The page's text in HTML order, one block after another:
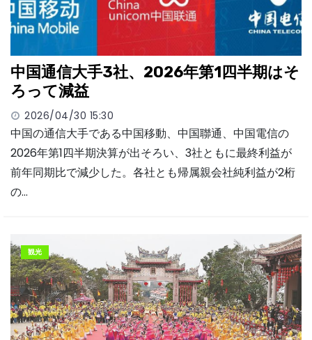
中国通信大手3社、2026年第1四半期はそ
ろって減益
2026/04/30 15:30
中国の通信大手である中国移動、中国聯通、中国電信の
2026年第1四半期決算が出そろい、3社ともに最終利益が
前年同期比で減少した。各社とも帰属親会社純利益が2桁
の…
観光